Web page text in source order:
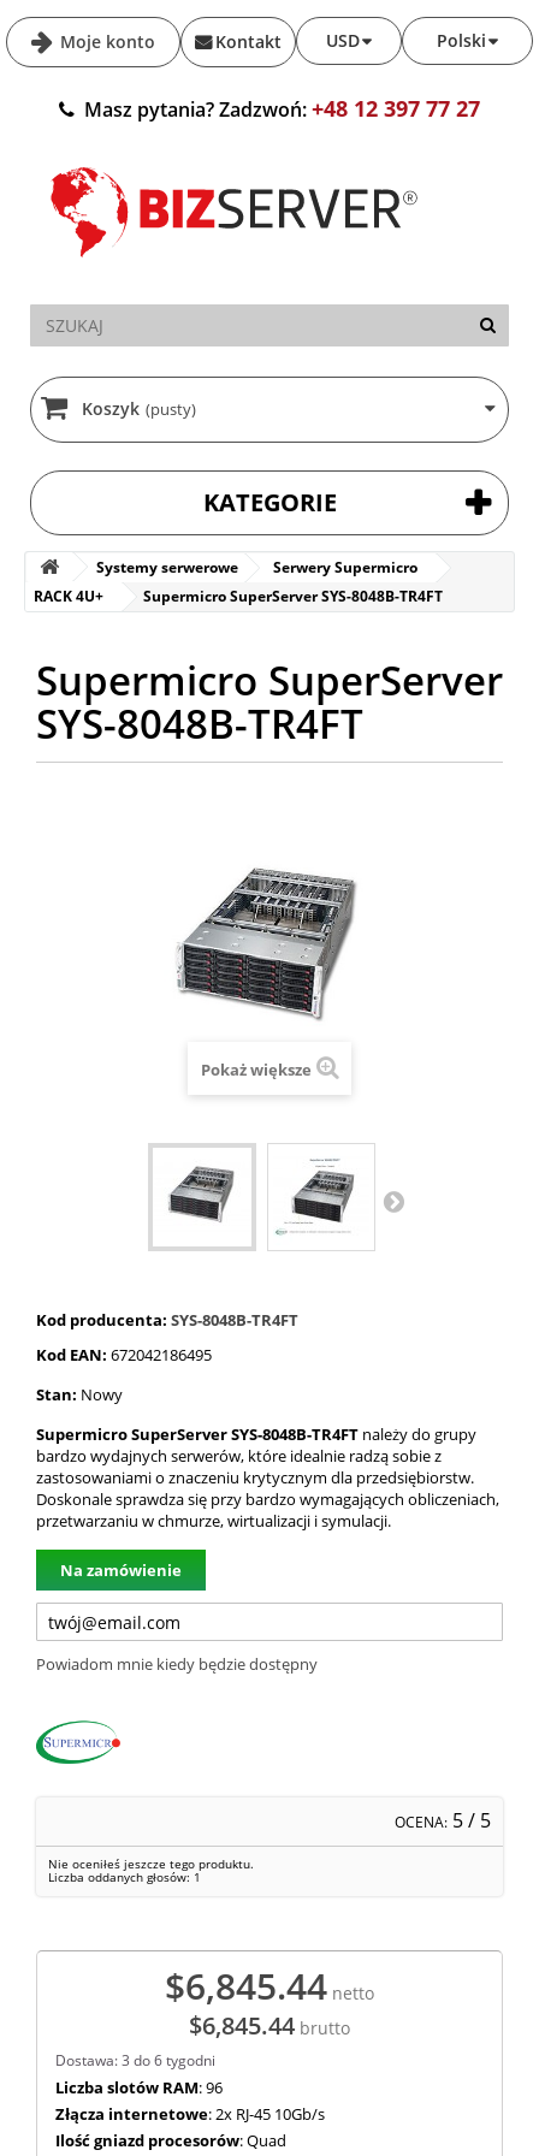
Moje konto Polski
USD
Kontakt
Masz pytania? Zadzwoń:+48 12 397 77 27
Koszyk (pusty)
KATEGORIE
Systemy serwerowe
Serwery Supermicro
RACK 4U+
Supermicro SuperServer SYS-8048B-TR4FT
Supermicro SuperServer
SYS-8048B-TR4FT
Pokaż większe
Kod producenta: SYS-8048B-TR4FT
Kod EAN: 672042186495
Stan: Nowy
Supermicro SuperServer SYS-8048B-TR4FT należy do grupy
bardzo wydajnych serwerów, które idealnie radzą sobie z
zastosowaniami o znaczeniu krytycznym dla przedsiębiorstw.
Doskonale sprawdza się przy bardzo wymagających obliczeniach,
przetwarzaniu w chmurze, wirtualizacji i symulacji.
Na zamówienie
Powiadom mnie kiedy będzie dostępny
OCENA: 5/ 5
Nie oceniłeś jeszcze tego produktu.
Liczba oddanych głosów: 1
$6,845.44 netto
$6,845.44 brutto
Dostawa: 3 do 6 tygodni
Liczba slotów RAM: 96
Złącza internetowe: 2x RJ-45 10Gb/s
Ilość gniazd procesorów: Quad